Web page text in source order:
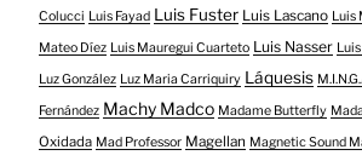
Colucci Luis Fayad Luis Fuster Luis Lascano Luis
Mateo Díez Luis Mauregui Cuarteto Luis Nasser
Luz González Luz Maria Carriquiry Láquesis
Fernández Machy Madco Madame Butterfly
Oxidada Mad Professor Magellan Magnetic Sound